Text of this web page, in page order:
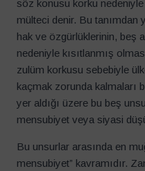
söz konusu korku
mülteci denir. Bu tanımdan
hak ve özgürlüklerinin, beş
nedeniyle kısıtlanmış
zulüm korkusu sebebiyle
kaçmak zorunda kalmaları
yer aldığı üzere bu beş
mensubiyet veya siyasi
Bu unsurlar arasında en
mensubiyet” kavramıdır.